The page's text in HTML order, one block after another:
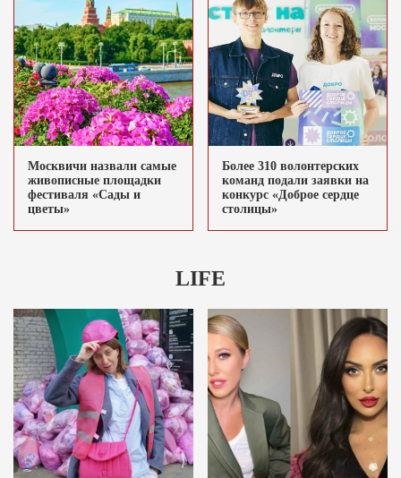
Москвичи назвали самые
живописные площадки
фестиваля «Сады и
цветы»
Более 310 волонтерских
команд подали заявки на
конкурс «Доброе сердце
столицы»
LIFE